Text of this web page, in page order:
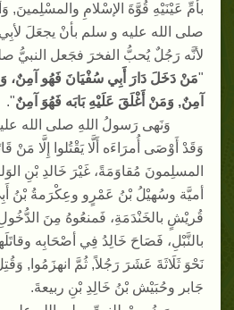
بأمِّ عَيْنَيْهِ قُوَّةَ الإسْلامِ والمسْلِمينَ,
صلى الله عليه و سلم بأنْ يجعَلَ
لأنَّه رَجُلٌ يُحبُّ الفخرَ فجَعل النبيُّ
"مَنْ دَخَلَ دَارَ أَبِي سُفْيَانَ فَهُو آمِنٌ،
آمِنٌ, وَمَنْ أَغْلَقَ عَلَيْهِ بَابَه فَهُوَ آمِنٌ".
وَنَهى رَسولُ اللهِ صلى الله
وَقَدْ أَوْصَى أُمرَاءَه أَلَّا يَقْتُلوا إِلَّا مَنْ
المسلِمونَ مُقاوَمَةً، غَيْرَ خَالدِ بْنِ
أميَّة وسُهيْلُ بْنُ عَمْرٍو وعِكْرَمةُ بْنُ
قُريْشٍ بالخَنْدَمَةِ، فَمنعُوهُ مِنَ
بالنَّبْلِ، فَصَاحَ خَالِدُ فِي أصْحَابِه
نَحْوَ ثَلَاثَةَ عَشَرَ رَجُلاً, ثُمَّ انهزَمُوا ,
جَابر وحُبَيْش بْنُ خَالِدِ بْنِ ربيعةَ.